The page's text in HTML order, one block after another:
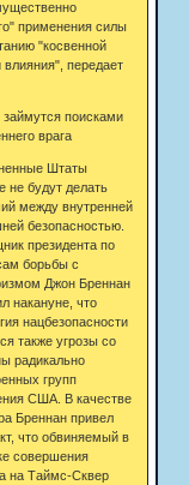
применения силы
"косвенной
передает
поисками
врага
Штаты
не будут делать
между внутренней
безопасностью.
президента по
борьбы с
Джон Бреннан
накануне, что
нацбезопасности
также угрозы со
радикально
групп
США. В качестве
Бреннан привел
что обвиняемый в
совершения
на Таймс-Сквер